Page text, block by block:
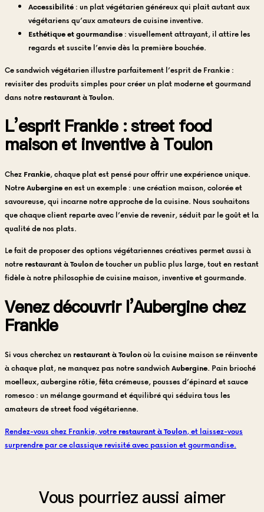
Accessibilité : un plat végétarien généreux qui plait autant aux
végétariens qu’aux amateurs de cuisine inventive.
Esthétique et gourmandise : visuellement attrayant, il attire les
regards et suscite l’envie dès la première bouchée.
Ce sandwich végétarien illustre parfaitement l’esprit de Frankie :
revisiter des produits simples pour créer un plat moderne et gourmand
dans notre restaurant à Toulon.
L’esprit Frankie : street food
maison et inventive à Toulon
Chez Frankie, chaque plat est pensé pour offrir une expérience unique.
NotreAubergineen est un exemple : une création maison, colorée et
savoureuse, qui incarne notre approche de la cuisine. Nous souhaitons
que chaque client reparte avec l’envie de revenir, séduit par le goût et la
qualité de nos plats.
Le fait de proposer des options végétariennes créatives permet aussi à
notre restaurant à Toulonde toucher un public plus large, tout en restant
fidèle à notre philosophie de cuisine maison, inventive et gourmande.
Venez découvrir l’Aubergine chez
Frankie
Si vous cherchez un restaurant à Toulonoù la cuisine maison se réinvente
à chaque plat, ne manquez pas notre sandwichAubergine. Pain brioché
moelleux, aubergine rôtie, fêta crémeuse, pousses d’épinard et sauce
romesco : un mélange gourmand et équilibré qui séduira tous les
amateurs de street food végétarienne.
Rendez-vous chez Frankie, votre restaurant à Toulon, et laissez-vous
surprendre par ce classique revisité avec passion et gourmandise.
Vous pourriez aussi aimer